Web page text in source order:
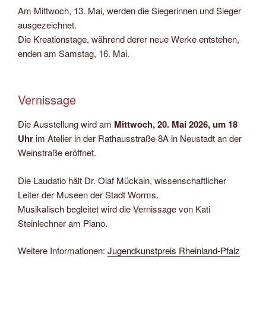
Am Mittwoch, 13. Mai, werden die Siegerinnen und Sieger
ausgezeichnet.
Die Kreationstage, während derer neue Werke entstehen,
enden am Samstag, 16. Mai.
Vernissage
Die Ausstellung wird am Mittwoch, 20. Mai 2026, um 18
Uhrim Atelier in der Rathausstraße 8A in Neustadt an der
Weinstraße eröffnet.
Die Laudatio hält Dr. Olaf Mückain, wissenschaftlicher
Leiter der Museen der Stadt Worms.
Musikalisch begleitet wird die Vernissage von Kati
Steinlechner am Piano.
Weitere Informationen: Jugendkunstpreis Rheinland-Pfalz